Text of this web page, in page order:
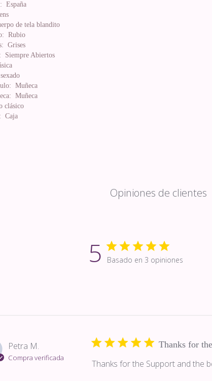
España
de tela blandito
Rubio
Grises
Siempre Abiertos
Muñeca
Muñeca
clásico
Caja
Opiniones de clientes
5 Basado en 3 opiniones
Petra M.
Compra verificada
Thanks for
Thanks for the Support and the